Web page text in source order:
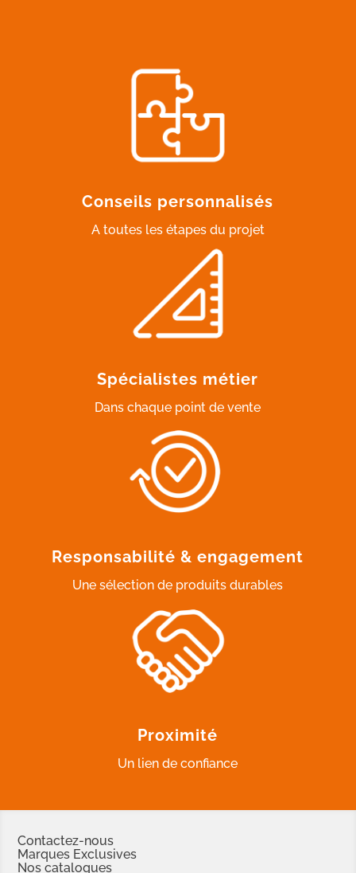
Conseils personnalisés
A toutes les étapes du projet
Spécialistes métier
Dans chaque point de vente
Responsabilité & engagement
Une sélection de produits durables
Proximité
Un lien de confiance
Contactez-nous
Marques Exclusives
Nos catalogues